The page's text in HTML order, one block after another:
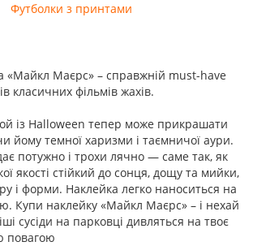
Футболки з принтами
«Майкл Маєрс» – справжній must-have
класичних фільмів жахів.
із Halloween тепер може прикрашати
йому темної харизми і таємничої аури.
потужно і трохи лячно — саме так, як
якості стійкий до сонця, дощу та мийки,
і форми. Наклейка легко наноситься на
Купи наклейку «Майкл Маєрс» – і нехай
сусіди на парковці дивляться на твоє
повагою